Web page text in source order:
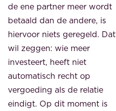
de ene partner meer wordt
betaald dan de andere, is
hiervoor niets geregeld. Dat
wil zeggen: wie meer
investeert, heeft niet
automatisch recht op
vergoeding als de relatie
eindigt. Op dit moment is